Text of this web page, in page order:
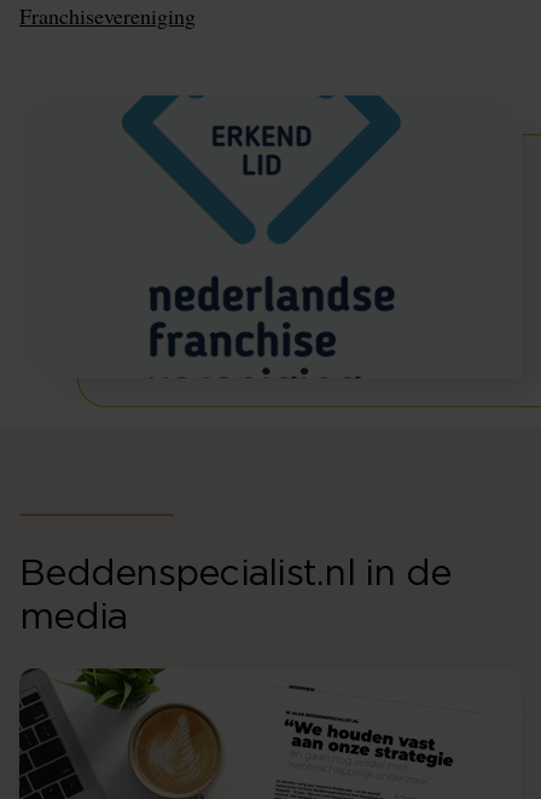
Franchisevereniging
Beddenspecialist.nl in de
media